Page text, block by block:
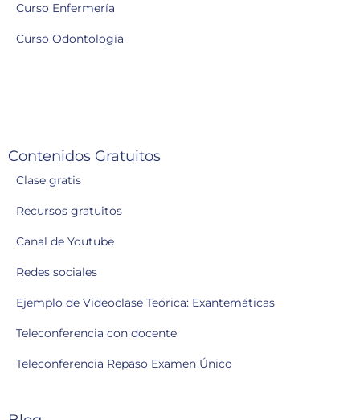
Curso Enfermería
Curso Odontología
Contenidos Gratuitos
Clase gratis
Recursos gratuitos
Canal de Youtube
Redes sociales
Ejemplo de Videoclase Teórica: Exantemáticas
Teleconferencia con docente
Teleconferencia Repaso Examen Único